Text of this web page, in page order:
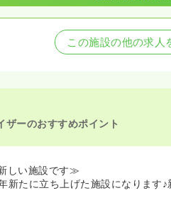
この施設の他の求人
ザーのおすすめポイント
しい施設です≫
たに立ち上げた施設になります♪